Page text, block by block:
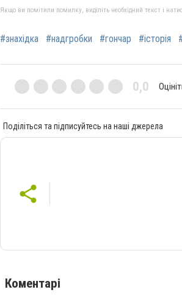
Якщо ви помітили помилку, виділіть необхідний текст і
#знахідка #надгробки #гончар #історія
0,0
Поділіться та підписуйтесь на наші джерела
Коментарі